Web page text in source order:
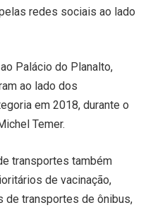
redes sociais ao lado
Palácio do Planalto,
ao lado dos
em 2018, durante o
Temer.
transportes também
de vacinação,
de transportes de ônibus,